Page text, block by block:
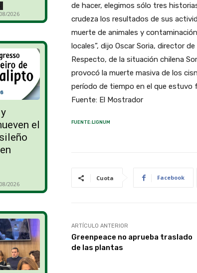
2026
el
2026
de hacer, elegimos sólo tres
crudeza los resultados de sus
muerte de animales y
locales”, dijo Oscar Soria, director
Respecto, de la situación chilena
provocó la muerte masiva de los
período de tiempo en el que estuvo
Fuente: El Mostrador
FUENTE:LIGNUM
Cuota Facebook
ARTÍCULO ANTERIOR
Greenpeace no aprueba traslado
de las plantas